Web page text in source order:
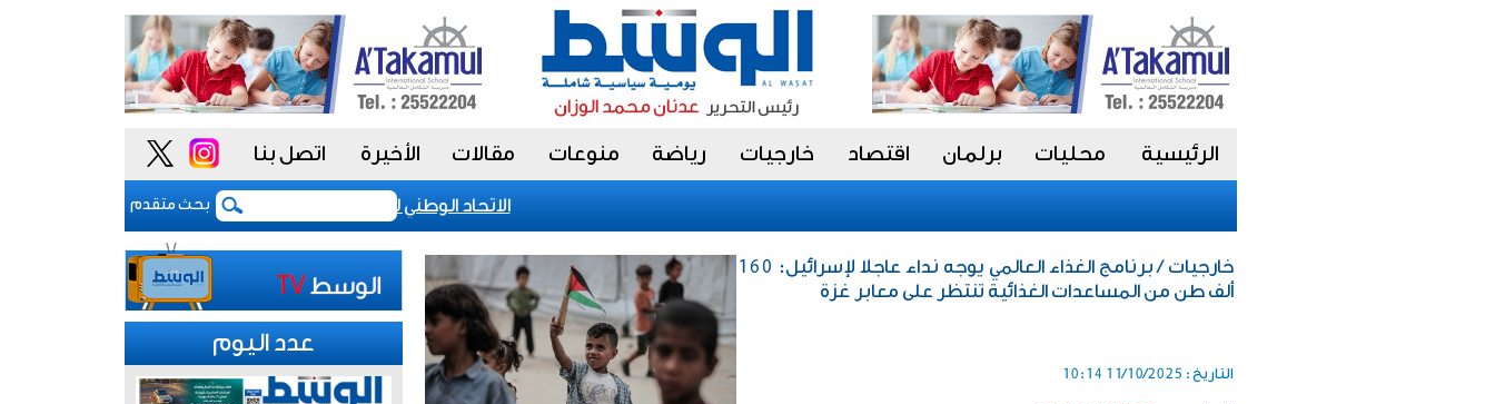
الرئيسية محليات برلمان اقتصاد خارجيات رياضة منوعات مقالات الأخيرة اتصل بنا
بحث متقدم
الاتحاد الوطني للموظفين: موظفو الكويت سطروا ملحمة وطنية
خارجيات / برنامج الغذاء العالمي يوجه نداء عاجلا لإسرائيل: 160
ألف طن من المساعدات الغذائية تنتظر على معابر غزة
التاريخ : 11/10/2025 10:14
عدد اليوم